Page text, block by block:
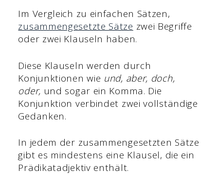
Im Vergleich zu einfachen Sätzen,
zusammengesetzte Sätze zwei Begriffe
oder zwei Klauseln haben.
Diese Klauseln werden durch
Konjunktionen wie und, aber, doch,
oder, und sogar ein Komma. Die
Konjunktion verbindet zwei vollständige
Gedanken.
In jedem der zusammengesetzten Sätze
gibt es mindestens eine Klausel, die ein
Prädikatadjektiv enthält.